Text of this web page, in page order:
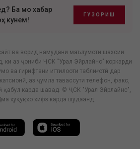
Ба мо хабар
кунем!
ГУЗОРИШ
ва ворид намудани маълумоти шахсии
аз ҷониби ҶСК "Урал Эйрлайнс" коркарди
ва гирифтани иттилооти таблиғотӣ дар
аз ҷумла тавассути телефон, факс,
қабул карда шавад. © ҶСК "Урал Эйрлайнс",
ҳуқуқҳо ҳифз карда шудаанд.